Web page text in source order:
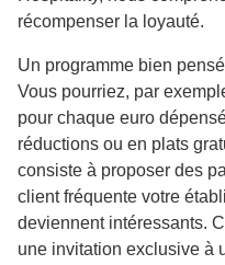
récompenser la loyauté.
Un programme bien
Vous pourriez, par
pour chaque euro
réductions ou en plats
consiste à proposer des
client fréquente votre
deviennent intéressants.
une invitation exclusive à